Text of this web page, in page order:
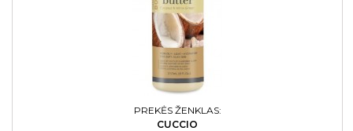
PREKĖS ŽENKLAS:
CUCCIO